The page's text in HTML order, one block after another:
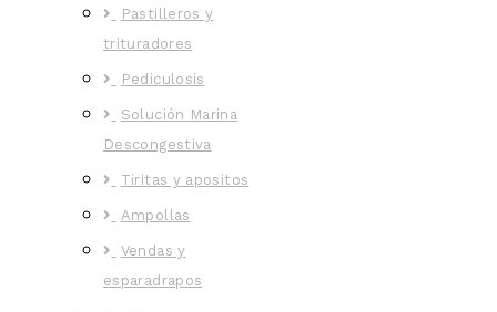
Pastilleros y
trituradores
Pediculosis
Solución Marina
Descongestiva
Tiritas y apositos
Ampollas
Vendas y
esparadrapos